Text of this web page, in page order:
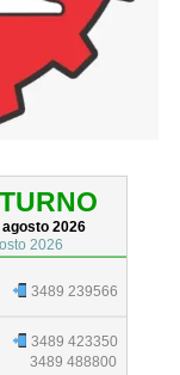
2026
2026
3489 239566
3489 423350
3489 488800